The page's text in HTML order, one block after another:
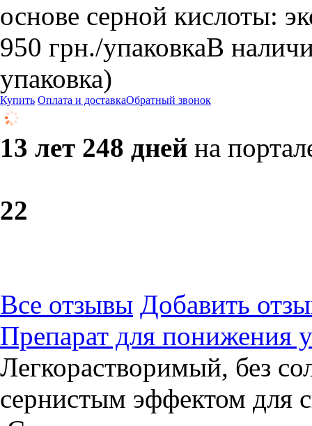
основе серной кислоты:
950 грн./упаковкаВ
упаковка)
Купить Оплата и доставкаОбратный звонок
13 лет 248 дней на
22
Все отзывы Добавить
Препарат для понижения
Легкорастворимый, без
сернистым эффектом для